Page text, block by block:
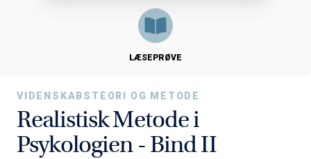
LÆSEPRØVE
VIDENSKABSTEORI OG METODE
Realistisk Metode i
Psykologien - Bind II